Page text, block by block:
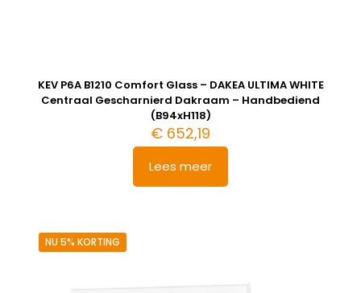
KEV P6A B1210 Comfort Glass – DAKEA ULTIMA WHITE
Centraal Gescharnierd Dakraam – Handbediend
(B94xH118)
€ 652,19
Lees meer
NU 5% KORTING